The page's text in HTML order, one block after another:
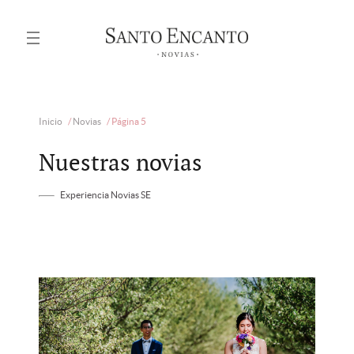
Inicio /Novias /Página 5
Nuestras novias
Experiencia Novias SE